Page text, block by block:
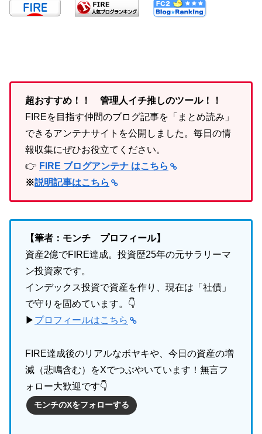
超おすすめ！！ 管理人イチ推しのツール！！
FIREを目指す仲間のブログ記事を「まとめ読み」
できるアンテナサイトを公開しました。毎日の情
報収集にぜひお役立てください。
👉 FIRE ブログアンテナ はこちら
※説明記事はこちら
【筆者：モンチ プロフィール】
資産2億でFIRE達成。投資歴25年の元サラリーマ
ン投資家です。
インデックス投資で資産を作り、現在は「社債」
で守りを固めています。👇
▶ プロフィールはこちら
FIRE達成後のリアルなボヤキや、今日の資産の増
減（悲鳴含む）をXでつぶやいています！無言フ
ォロー大歓迎です👇
モンチのXをフォローする